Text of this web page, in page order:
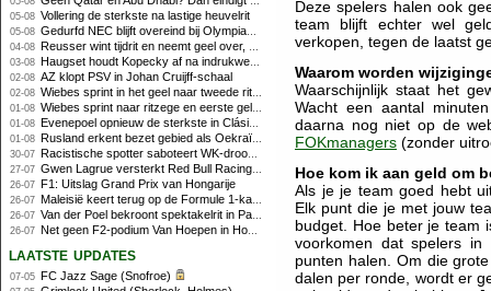
05-08 Vollering de sterkste na lastige heuvelrit
05-08 Gedurfd NEC blijft overeind bij Olympiakos
04-08 Reusser wint tijdrit en neemt geel over, Nooijen knap tweede
03-08 Haugset houdt Kopecky af na indrukwekkende solo van 86 kilometer
02-08 AZ klopt PSV in Johan Cruijff-schaal
02-08 Wiebes sprint in het geel naar tweede ritzege
01-08 Wiebes sprint naar ritzege en eerste gele trui in Tour Femmes
01-08 Evenepoel opnieuw de sterkste in Clásica San Sebastián
01-08 Rusland erkent bezet gebied als Oekraïens voor opheffing IOC-schorsing
30-07 Racistische spotter saboteert WK-droom van powerliftster
27-07 Gwen Lagrue versterkt Red Bull Racing vanaf 2027
26-07 F1: Uitslag Grand Prix van Hongarije
26-07 Maleisië keert terug op de Formule 1-kalender in 2026
26-07 Van der Poel bekroont spektakelrit in Parijs met nipte zege; eindzege Pogacar
26-07 Net geen F2-podium Van Hoepen in Hongarije, Leon maakt indruk
laatste updates
07-05 FC Jazz Sage (Snofroe)
Deze spelers halen ook
team blijft echter wel
verkopen, tegen de laatst
Waarom worden
Waarschijnlijk staat het
Wacht een aantal
daarna nog niet op de
FOKmanagers (zonder
Hoe kom ik aan geld om
Als je je team goed hebt
Elk punt die je met jouw
budget. Hoe beter je team
voorkomen dat spelers
punten halen. Om die
dalen per ronde, wordt er